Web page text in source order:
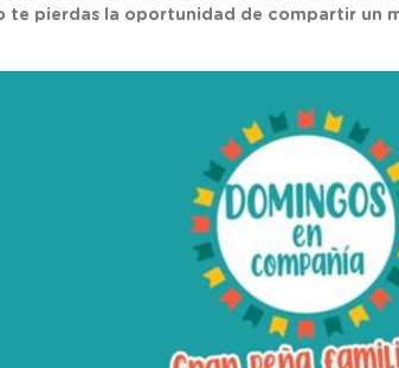
te pierdas la oportunidad de compartir un